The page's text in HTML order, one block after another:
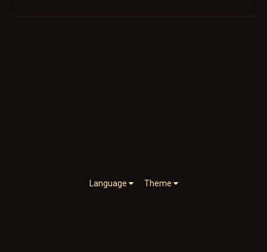
Language Theme